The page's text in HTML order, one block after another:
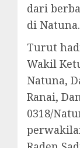
dari
di Natuna.
Turut
Wakil
Natuna,
Ranai,
0318/